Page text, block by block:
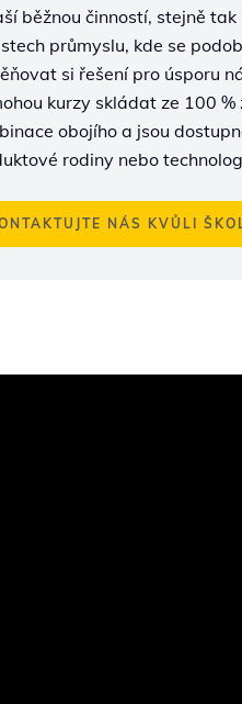
běžnou činností, stejně
průmyslu, kde se
si řešení pro úsporu
kurzy skládat ze 100
obojího a jsou
rodiny nebo
NÁS KVŮLI